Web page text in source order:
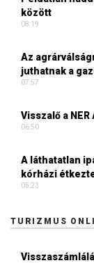
között
08:19
Az
juthatnak a
07:57
Visszalő a
06:50
A láthatatlan
kórházi
05:23
TURIZMUS